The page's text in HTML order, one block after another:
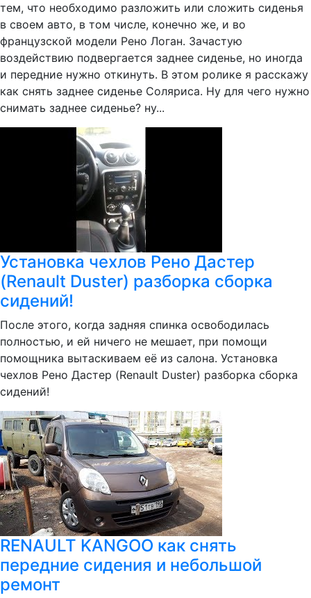
тем, что необходимо разложить или сложить сиденья
в своем авто, в том числе, конечно же, и во
французской модели Рено Логан. Зачастую
воздействию подвергается заднее сиденье, но иногда
и передние нужно откинуть. В этом ролике я расскажу
как снять заднее сиденье Соляриса. Ну для чего нужно
снимать заднее сиденье? ну...
Установка чехлов Рено Дастер
(Renault Duster) разборка сборка
сидений!
После этого, когда задняя спинка освободилась
полностью, и ей ничего не мешает, при помощи
помощника вытаскиваем её из салона. Установка
чехлов Рено Дастер (Renault Duster) разборка сборка
сидений!
RENAULT KANGOO как снять
передние сидения и небольшой
ремонт